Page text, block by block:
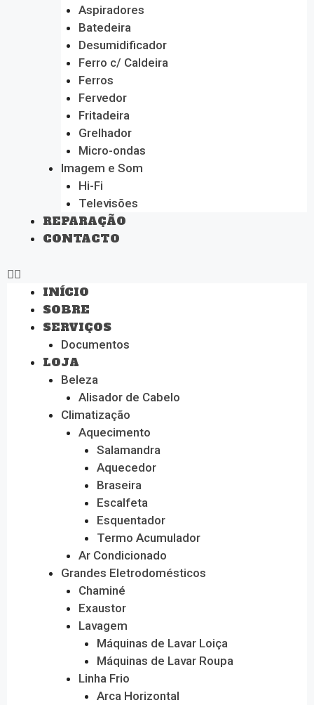
Aspiradores
Batedeira
Desumidificador
Ferro c/ Caldeira
Ferros
Fervedor
Fritadeira
Grelhador
Micro-ondas
Imagem e Som
Hi-Fi
Televisões
REPARAÇÃO
CONTACTO
INÍCIO
SOBRE
SERVIÇOS
Documentos
LOJA
Beleza
Alisador de Cabelo
Climatização
Aquecimento
Salamandra
Aquecedor
Braseira
Escalfeta
Esquentador
Termo Acumulador
Ar Condicionado
Grandes Eletrodomésticos
Chaminé
Exaustor
Lavagem
Máquinas de Lavar Loiça
Máquinas de Lavar Roupa
Linha Frio
Arca Horizontal